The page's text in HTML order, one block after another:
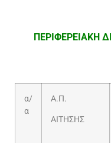
ΠΕΡΙΦΕΡΕΙΑΚΗ
α/
α
Α.Π.
ΑΙΤΗΣΗΣ